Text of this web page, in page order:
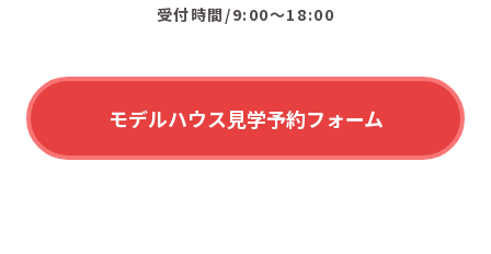
受付時間/9:00〜18:00
モデルハウス見学予約フォーム